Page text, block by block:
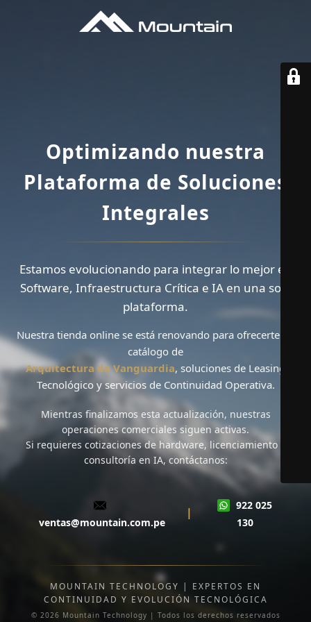
Optimizando nuestra
Plataforma de Soluciones
Integrales
Estamos evolucionando para integrar lo mejor en
Software, Infraestructura Crítica e IA en una sola
plataforma.
Nuestra tienda online se está renovando para ofrecerte un
catálogo de
Arquitectura de Vanguardia, soluciones de Leasing
Tecnológicoy servicios de Continuidad Operativa.
Mientras finalizamos esta actualización, nuestras
operaciones comerciales siguen activas.
Si requieres cotizaciones de hardware, licenciamiento o
consultoría en IA, contáctanos:
ventas@mountain.com.pe
|
922 025
130
MOUNTAIN TECHNOLOGY | EXPERTOS EN
CONTINUIDAD Y EVOLUCIÓN TECNOLÓGICA
© 2026 Mountain Technology | Todos los derechos reservados